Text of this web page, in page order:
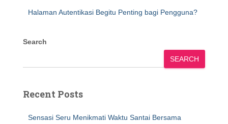
Halaman Autentikasi Begitu Penting bagi Pengguna?
Search
SEARCH
Recent Posts
Sensasi Seru Menikmati Waktu Santai Bersama